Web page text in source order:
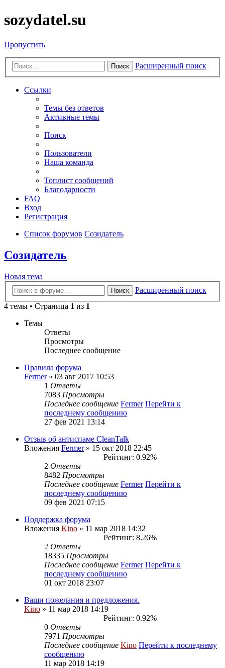
sozydatel.su
Пропустить
Поиск Расширенный поиск
Ссылки
Темы без ответов
Активные темы
Поиск
Пользователи
Наша команда
Топлист сообщений
Благодарности
FAQ
Вход
Регистрация
Список форумов Созидатель
Созидатель
Новая тема
Поиск
Расширенный поиск
4 темы • Страница 1 из 1
Темы
Ответы
Просмотры
Последнее сообщение
Правила форума
Fermer» 03 авг 2017 10:53
1 Ответы
7083 Просмотры
Последнее сообщение Fermer Перейти к
последнему сообщению
27 фев 2021 13:14
Отзыв об антиспаме CleanTalk
Вложения Fermer» 15 окт 2018 22:45
Рейтинг: 0.92%
2 Ответы
8482 Просмотры
Последнее сообщение Fermer Перейти к
последнему сообщению
09 фев 2021 07:15
Поддержка форума
Вложения Kino » 11 мар 2018 14:32
Рейтинг: 8.26%
2 Ответы
18335 Просмотры
Последнее сообщение Fermer Перейти к
последнему сообщению
01 окт 2018 23:07
Ваши пожелания и предложения.
Kino » 11 мар 2018 14:19
Рейтинг: 0.92%
0 Ответы
7971 Просмотры
Последнее сообщение Kino Перейти к последнему
сообщению
11 мар 2018 14:19